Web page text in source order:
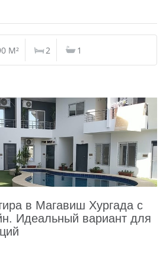
M² 2 1
в Магавиш Хургада с
Идеальный вариант для